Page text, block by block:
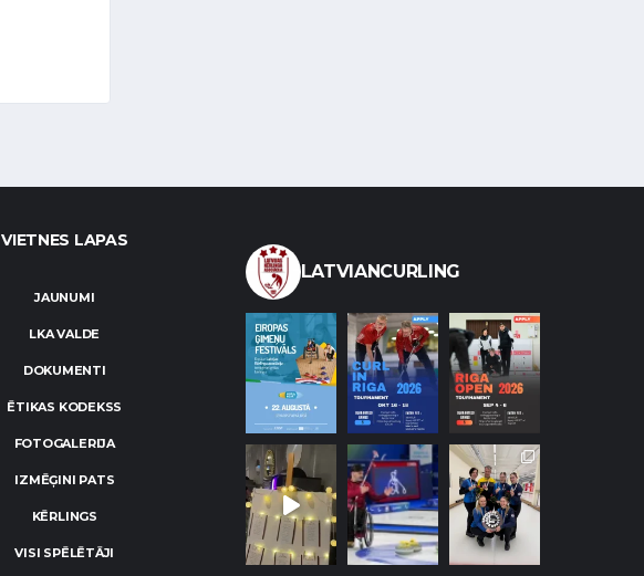
VIETNES LAPAS
JAUNUMI
LKA VALDE
DOKUMENTI
ĒTIKAS KODEKSS
FOTOGALERIJA
IZMĒĢINI PATS
KĒRLINGS
VISI SPĒLĒTĀJI
LATVIANCURLING